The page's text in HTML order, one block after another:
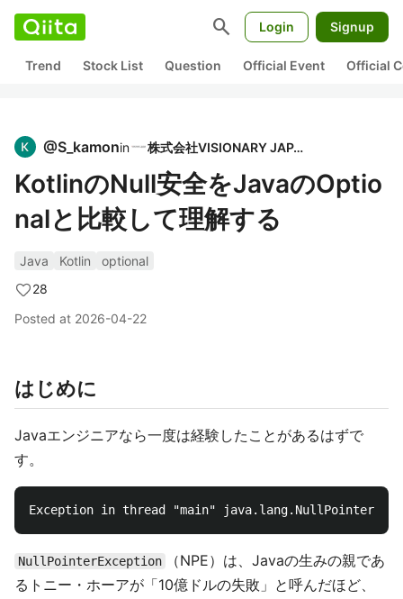
search Login Signup
Trend Stock List Question Official Event Official
@S_kamonin 株式会社VISIONARY JAPAN
KotlinのNull安全をJavaのOptio
nalと比較して理解する
Java Kotlin
optional
28
Posted at 2026-04-22
はじめに
Javaエンジニアなら一度は経験したことがあるはずで
す。
NullPointerException
（NPE）は、Javaの生みの親であ
るトニー・ホーアが「10億ドルの失敗」と呼んだほど、